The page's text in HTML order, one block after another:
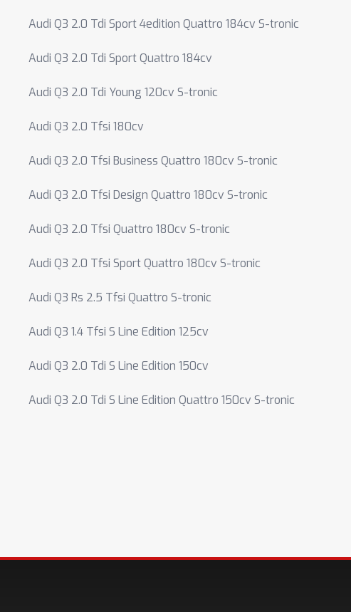
Audi Q3 2.0 Tdi Sport 4edition Quattro 184cv S-tronic
Audi Q3 2.0 Tdi Sport Quattro 184cv
Audi Q3 2.0 Tdi Young 120cv S-tronic
Audi Q3 2.0 Tfsi 180cv
Audi Q3 2.0 Tfsi Business Quattro 180cv S-tronic
Audi Q3 2.0 Tfsi Design Quattro 180cv S-tronic
Audi Q3 2.0 Tfsi Quattro 180cv S-tronic
Audi Q3 2.0 Tfsi Sport Quattro 180cv S-tronic
Audi Q3 Rs 2.5 Tfsi Quattro S-tronic
Audi Q3 1.4 Tfsi S Line Edition 125cv
Audi Q3 2.0 Tdi S Line Edition 150cv
Audi Q3 2.0 Tdi S Line Edition Quattro 150cv S-tronic